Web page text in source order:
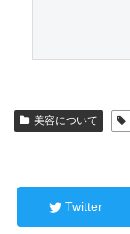
美容について
Twitter